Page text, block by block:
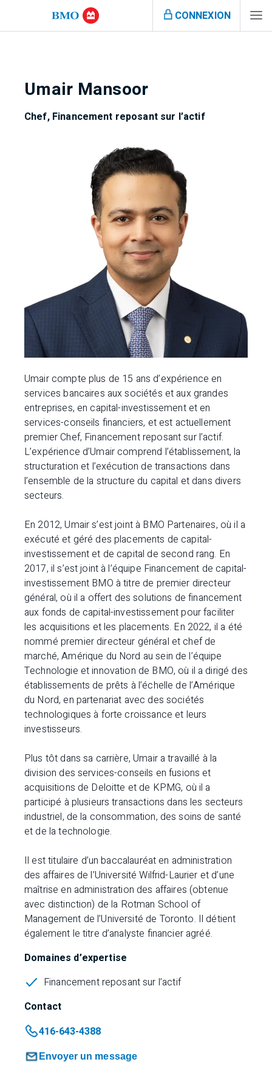
CONNEXION
Umair Mansoor
Chef, Financement reposant sur l’actif
Umair compte plus de 15 ans d’expérience en
services bancaires aux sociétés et aux grandes
entreprises, en capital-investissement et en
services-conseils financiers, et est actuellement
premier Chef, Financement reposant sur l’actif.
L’expérience d’Umair comprend l’établissement, la
structuration et l’exécution de transactions dans
l’ensemble de la structure du capital et dans divers
secteurs.
En 2012, Umair s’est joint à BMO Partenaires, où il a
exécuté et géré des placements de capital-
investissement et de capital de second rang. En
2017, il s’est joint à l’équipe Financement de capital-
investissement BMO à titre de premier directeur
général, où il a offert des solutions de financement
aux fonds de capital-investissement pour faciliter
les acquisitions et les placements. En 2022, il a été
nommé premier directeur général et chef de
marché, Amérique du Nord au sein de l’équipe
Technologie et innovation de BMO, où il a dirigé des
établissements de prêts à l’échelle de l’Amérique
du Nord, en partenariat avec des sociétés
technologiques à forte croissance et leurs
investisseurs.
Plus tôt dans sa carrière, Umair a travaillé à la
division des services-conseils en fusions et
acquisitions de Deloitte et de KPMG, où il a
participé à plusieurs transactions dans les secteurs
industriel, de la consommation, des soins de santé
et de la technologie.
Il est titulaire d’un baccalauréat en administration
des affaires de l’Université Wilfrid-Laurier et d’une
maîtrise en administration des affaires (obtenue
avec distinction) de la Rotman School of
Management de l’Université de Toronto. Il détient
également le titre d’analyste financier agréé.
Domaines d’expertise
Financement reposant sur l’actif
Contact
416-643-4388
Envoyer un message